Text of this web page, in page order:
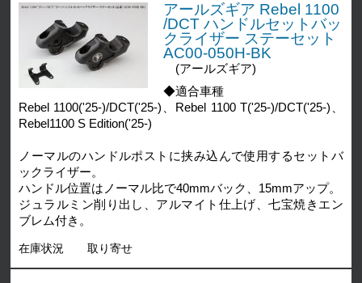
アールズギア Rebel 1100
/DCT ハンドルセットバッ
クライザー ステーセット
AC00-050H-BK
(アールズギア)
◆適合車種
Rebel 1100('25-)/DCT('25-)、Rebel 1100 T('25-)/DCT('25-)、
Rebel1100 S Edition('25-)
ノーマルのハンドルポストに挟み込んで使用するセットバ
ックライザー。
ハンドル位置はノーマル比で40mmバック、15mmアップ。
ジュラルミン削り出し、アルマイト仕上げ、七宝焼きエン
ブレム付き。
在庫状況 取り寄せ